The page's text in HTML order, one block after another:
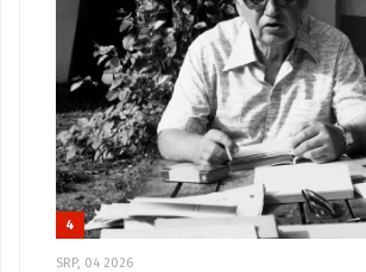
4
SRP, 04 2026